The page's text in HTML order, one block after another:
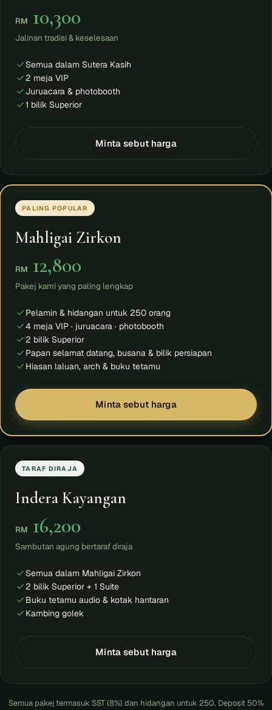
RM 10,300
Jalinan tradisi & keselesaan
Semua dalam Sutera Kasih
2 meja VIP
Juruacara & photobooth
1 bilik Superior
Minta sebut harga
PALING POPULAR
Mahligai Zirkon
RM 12,800
Pakej kami yang paling lengkap
Pelamin & hidangan untuk 250 orang
4 meja VIP · juruacara · photobooth
2 bilik Superior
Papan selamat datang, busana & bilik persiapan
Hiasan laluan, arch & buku tetamu
Minta sebut harga
TARAF DIRAJA
Indera Kayangan
RM 16,200
Sambutan agung bertaraf diraja
Semua dalam Mahligai Zirkon
2 bilik Superior + 1 Suite
Buku tetamu audio & kotak hantaran
Kambing golek
Minta sebut harga
Semua pakej termasuk SST (8%) dan hidangan untuk 250. Deposit 50%